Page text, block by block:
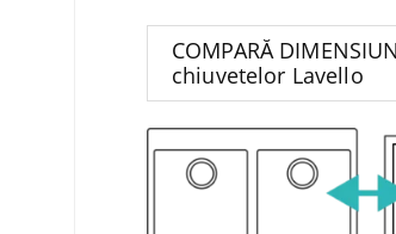
COMPARĂ
chiuvetelor Lavello